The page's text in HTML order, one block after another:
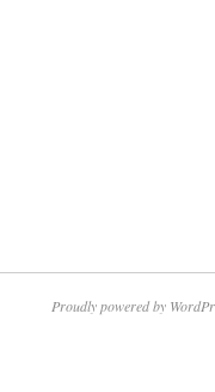
Proudly powered by